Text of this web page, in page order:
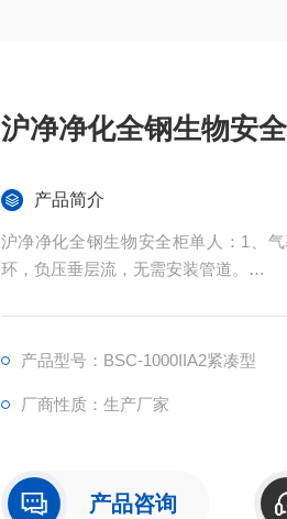
沪净净化全钢生物安
产品简介
沪净净化全钢生物安全柜单人：1、
环，负压垂层流，无需安装管道。
产品型号：BSC-1000IIA2紧凑型
厂商性质：生产厂家
产品咨询